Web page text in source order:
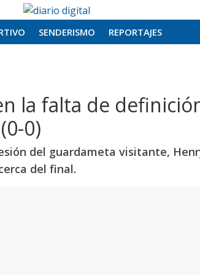
SENDERISMO REPORTAJES
la falta de
0)
del guardameta visitante,
del final.